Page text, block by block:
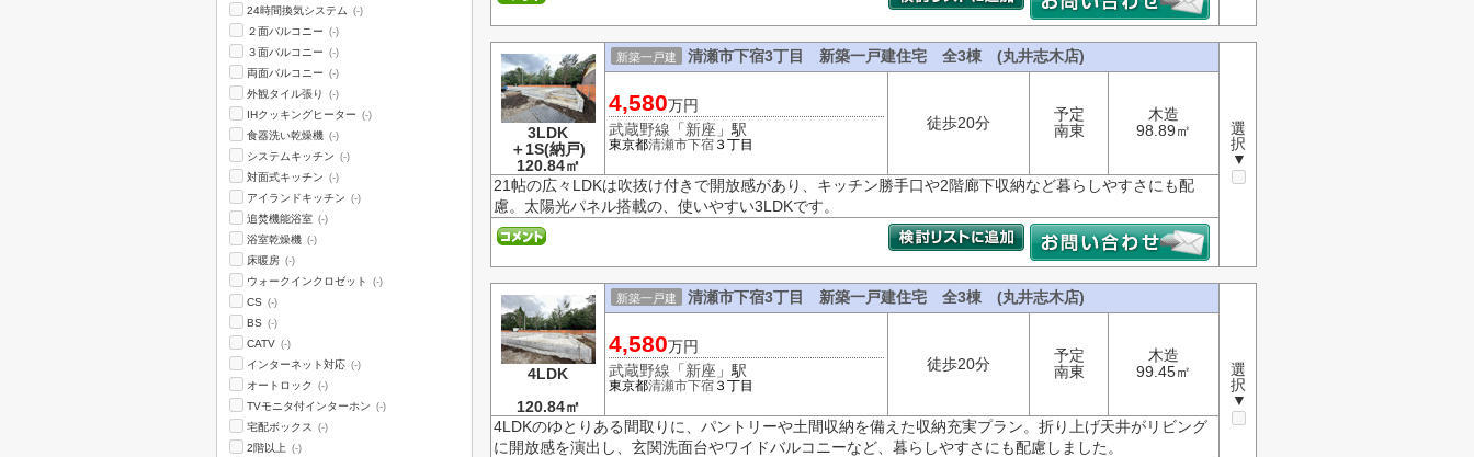
3LDK
＋1S(納戸)
120.84㎡
新築一戸建 清瀬市下宿3丁目 新築一戸建住宅 全3棟 (丸井志木店)
選
択
▼
4,580万円
武蔵野線 「新座 」駅
東京都清瀬市下宿 ３丁目
徒歩20分
予定
南東
木造
98.89㎡
21帖の広々LDKは吹抜け付きで開放感があり、キッチン勝手口や2階廊下収納など暮らしやすさにも配
慮。太陽光パネル搭載の、使いやすい3LDKです。
4LDK
120.84㎡
新築一戸建 清瀬市下宿3丁目 新築一戸建住宅 全3棟 (丸井志木店)
選
択
▼
4,580万円
武蔵野線 「新座 」駅
東京都清瀬市下宿 ３丁目
徒歩20分
予定
南東
木造
99.45㎡
4LDKのゆとりある間取りに、パントリーや土間収納を備えた収納充実プラン。折り上げ天井がリビング
に開放感を演出し、玄関洗面台やワイドバルコニーなど、暮らしやすさにも配慮しました。
24時間換気システム (-)
２面バルコニー (-)
３面バルコニー (-)
両面バルコニー (-)
外観タイル張り (-)
IHクッキングヒーター (-)
食器洗い乾燥機 (-)
システムキッチン (-)
対面式キッチン (-)
アイランドキッチン (-)
追焚機能浴室 (-)
浴室乾燥機 (-)
床暖房 (-)
ウォークインクロゼット (-)
CS (-)
BS (-)
CATV (-)
インターネット対応 (-)
オートロック (-)
TVモニタ付インターホン (-)
宅配ボックス (-)
2階以上 (-)